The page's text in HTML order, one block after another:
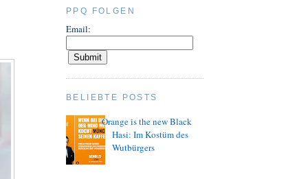
PPQ FOLGEN
Email:
BELIEBTE POSTS
Orange is the new Black
Hasi: Im Kostüm des
Wutbürgers